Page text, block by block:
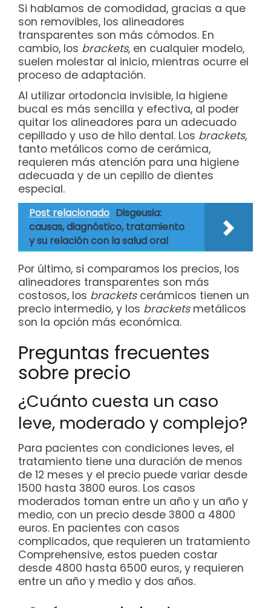
Si hablamos de comodidad, gracias a que
son removibles, los alineadores
transparentes son más cómodos. En
cambio, los brackets, en cualquier modelo,
suelen molestar al inicio, mientras ocurre el
proceso de adaptación.
Al utilizar ortodoncia invisible, la higiene
bucal es más sencilla y efectiva, al poder
quitar los alineadores para un adecuado
cepillado y uso de hilo dental. Los brackets,
tanto metálicos como de cerámica,
requieren más atención para una higiene
adecuada y de un cepillo de dientes
especial.
Post relacionado Disgeusia:
causas, diagnóstico, tratamiento
y su relación con la salud oral
Por último, si comparamos los precios, los
alineadores transparentes son más
costosos, los bracketscerámicos tienen un
precio intermedio, y los bracketsmetálicos
son la opción más económica.
Preguntas frecuentes
sobre precio
¿Cuánto cuesta un caso
leve, moderado y complejo?
Para pacientes con condiciones leves, el
tratamiento tiene una duración de menos
de 12 meses y el precio puede variar desde
1500 hasta 3800 euros. Los casos
moderados toman entre un año y un año y
medio, con un precio desde 3800 a 4800
euros. En pacientes con casos
complicados, que requieren un tratamiento
Comprehensive, estos pueden costar
desde 4800 hasta 6500 euros, y requieren
entre un año y medio y dos años.